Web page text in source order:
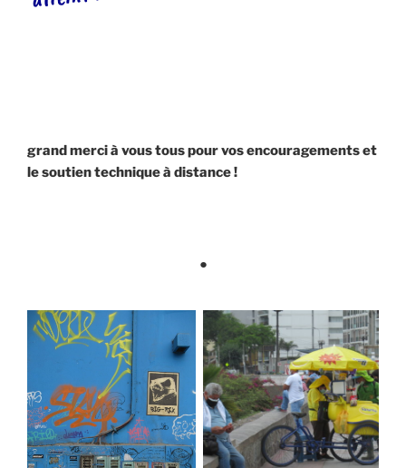
grand merci à vous tous pour vos encouragements et
le soutien technique à distance !
●